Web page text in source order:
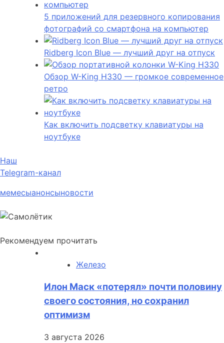
5 приложений для резервного копирования
фотографий со смартфона на компьютер
Ridberg Icon Blue — лучший друг на отпуск
Обзор W-King H330 — громкое современное
ретро
Как включить подсветку клавиатуры на
ноутбуке
Наш
Telegram-канал
мемесыанонсыновости
Рекомендуем прочитать
Железо
Илон Маск «потерял» почти половину
своего состояния, но сохранил
оптимизм
3 августа 2026